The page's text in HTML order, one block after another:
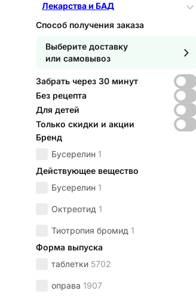
Лекарства и БАД
Способ получения заказа
Выберите доставку
или самовывоз
Забрать через 30 минут
Без рецепта
Для детей
Только скидки и акции
Бренд
Бусерелин 1
Действующее вещество
Бусерелин 1
Октреотид 1
Тиотропия бромид 1
Форма выпуска
таблетки 5702
оправа 1907